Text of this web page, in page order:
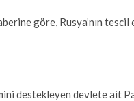
göre, Rusya’nın
destekleyen devlete ait